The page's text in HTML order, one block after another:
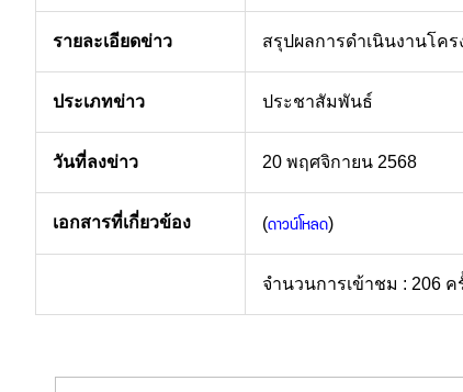
รายละเอียดข่าว สรุปผลการดำเนินงานโ
ประเภทข่าว ประชาสัมพันธ์
วันที่ลงข่าว 20 พฤศจิกายน 2568
เอกสารที่เกี่ยวข้อง (ดาวน์โหลด)
จำนวนการเข้าชม : 206 ค